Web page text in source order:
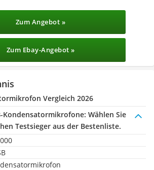
Zum Angebot »
Zum Ebay-Angebot »
Vergleich 2026
Kondensatormikrofone: Wählen Sie
Testsieger aus der Bestenliste.